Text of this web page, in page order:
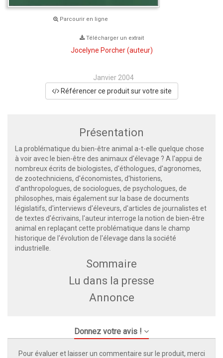
Parcourir en ligne
Télécharger un extrait
Jocelyne Porcher(auteur)
Janvier 2004
Référencer ce produit sur votre site
Présentation
La problématique du bien-être animal a-t-elle quelque chose
à voir avec le bien-être des animaux d'élevage ? A l'appui de
nombreux écrits de biologistes, d'éthologues, d'agronomes,
de zootechniciens, d'économistes, d'historiens,
d'anthropologues, de sociologues, de psychologues, de
philosophes, mais également sur la base de documents
législatifs, d'interviews d'éleveurs, d'articles de journalistes et
de textes d'écrivains, l'auteur interroge la notion de bien-être
animal en replaçant cette problématique dans le champ
historique de l'évolution de l'élevage dans la société
industrielle.
Sommaire
Lu dans la presse
Annonce
Donnez votre avis !
Pour évaluer et laisser un commentaire sur le produit, merci